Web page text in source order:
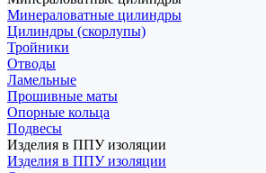
Минераловатные цилиндры
Цилиндры (скорлупы)
Тройники
Отводы
Ламельные
Прошивные маты
Опорные кольца
Подвесы
Изделия в ППУ изоляции
Изделия в ППУ изоляции